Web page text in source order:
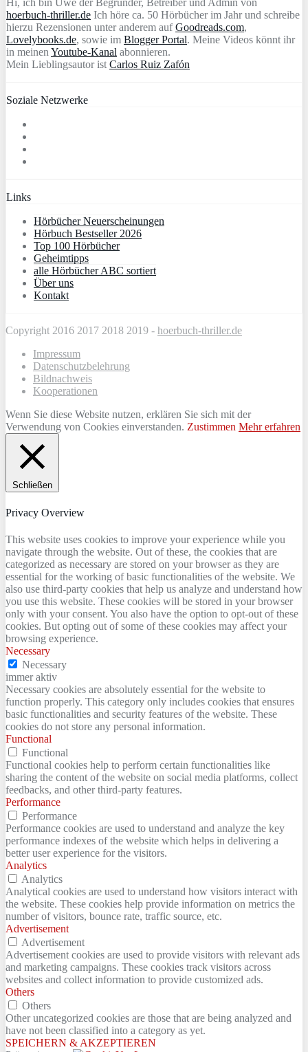
hoerbuch-thriller.de Ich höre ca. 50 Hörbücher im Jahr und schreibe
hierzu Rezensionen unter anderem aufGoodreads.com,
Lovelybooks.de, sowie im Blogger Portal. Meine Videos könnt ihr
in meinen Youtube-Kanal abonnieren.
Mein Lieblingsautor ist Carlos Ruiz Zafón
Soziale Netzwerke
Links
Hörbücher Neuerscheinungen
Hörbuch Bestseller 2026
Top 100 Hörbücher
Geheimtipps
alle Hörbücher ABC sortiert
Über uns
Kontakt
Copyright 2016 2017 2018 2019 - hoerbuch-thriller.de
Impressum
Datenschutzbelehrung
Bildnachweis
Kooperationen
Wenn Sie diese Website nutzen, erklären Sie sich mit der
Verwendung von Cookies einverstanden. Zustimmen Mehr erfahren
Schließen
Privacy Overview
This website uses cookies to improve your experience while you
navigate through the website. Out of these, the cookies that are
categorized as necessary are stored on your browser as they are
essential for the working of basic functionalities of the website. We
also use third-party cookies that help us analyze and understand how
you use this website. These cookies will be stored in your browser
only with your consent. You also have the option to opt-out of these
cookies. But opting out of some of these cookies may affect your
browsing experience.
Necessary
Necessary
immer aktiv
Necessary cookies are absolutely essential for the website to
function properly. This category only includes cookies that ensures
basic functionalities and security features of the website. These
cookies do not store any personal information.
Functional
Functional
Functional cookies help to perform certain functionalities like
sharing the content of the website on social media platforms, collect
feedbacks, and other third-party features.
Performance
Performance
Performance cookies are used to understand and analyze the key
performance indexes of the website which helps in delivering a
better user experience for the visitors.
Analytics
Analytics
Analytical cookies are used to understand how visitors interact with
the website. These cookies help provide information on metrics the
number of visitors, bounce rate, traffic source, etc.
Advertisement
Advertisement
Advertisement cookies are used to provide visitors with relevant ads
and marketing campaigns. These cookies track visitors across
websites and collect information to provide customized ads.
Others
Others
Other uncategorized cookies are those that are being analyzed and
have not been classified into a category as yet.
SPEICHERN & AKZEPTIEREN